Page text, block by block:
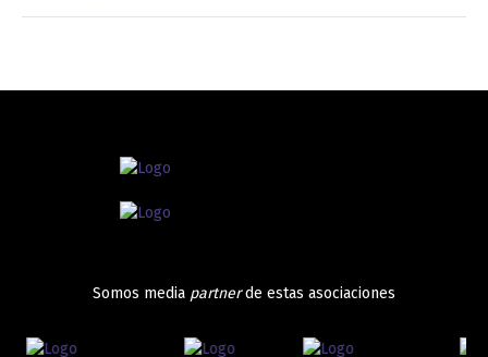
Somos media partnerde estas asociaciones